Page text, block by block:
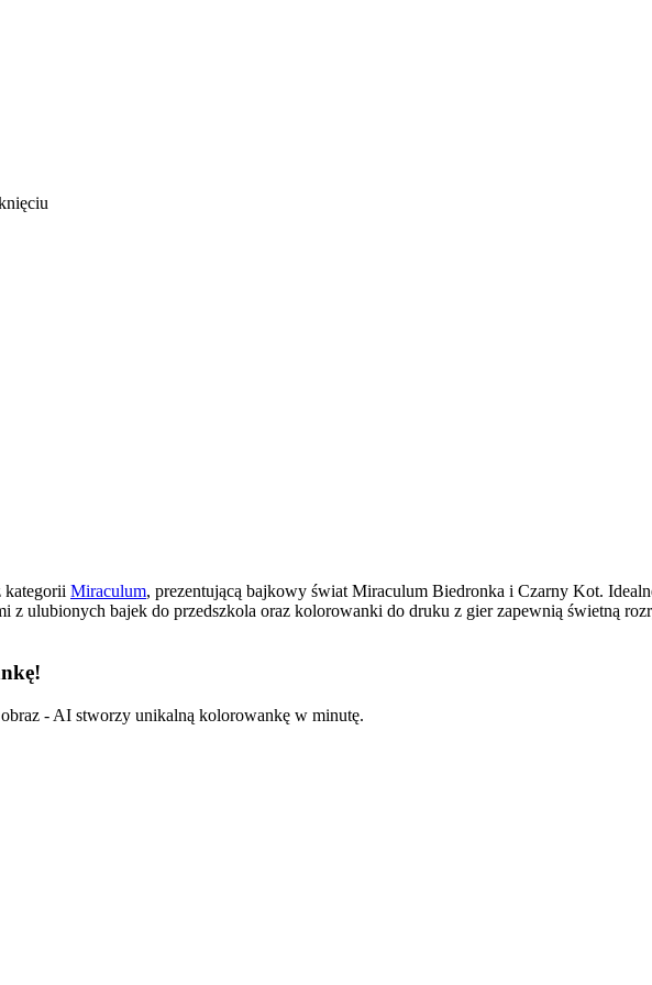
kategorii Miraculum, prezentującą bajkowy świat Miraculum Biedronka i Czarny Kot.
z ulubionych bajek do przedszkola oraz kolorowanki do druku z gier zapewnią świetną
- AI stworzy unikalną kolorowankę w minutę.